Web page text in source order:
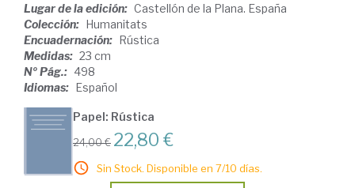
Lugar de la edición: Castellón de la Plana. España
Colección: Humanitats
Encuadernación: Rústica
Medidas: 23 cm
Nº Pág.: 498
Idiomas: Español
Papel: Rústica
24,00 € 22,80 €
Sin Stock. Disponible en 7/10 días.